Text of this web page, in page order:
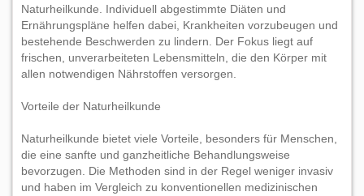
Naturheilkunde. Individuell abgestimmte Diäten und
Ernährungspläne helfen dabei, Krankheiten vorzubeugen und
bestehende Beschwerden zu lindern. Der Fokus liegt auf
frischen, unverarbeiteten Lebensmitteln, die den Körper mit
allen notwendigen Nährstoffen versorgen.
Vorteile der Naturheilkunde
Naturheilkunde bietet viele Vorteile, besonders für Menschen,
die eine sanfte und ganzheitliche Behandlungsweise
bevorzugen. Die Methoden sind in der Regel weniger invasiv
und haben im Vergleich zu konventionellen medizinischen